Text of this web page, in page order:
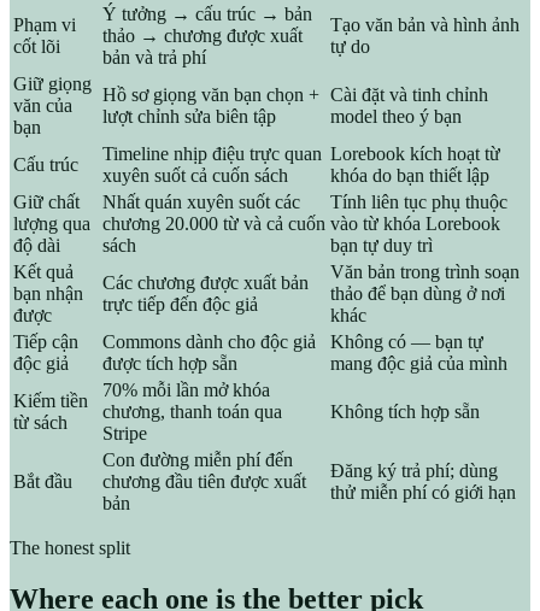
Phạm vi
cốt lõi
Ý tưởng → cấu trúc → bản
thảo → chương được xuất
bản và trả phí
Tạo văn bản và hình ảnh
tự do
Giữ giọng
văn của
bạn
Hồ sơ giọng văn bạn chọn +
lượt chỉnh sửa biên tập
Cài đặt và tinh chỉnh
model theo ý bạn
Cấu trúc
Timeline nhịp điệu trực quan
xuyên suốt cả cuốn sách
Lorebook kích hoạt từ
khóa do bạn thiết lập
Giữ chất
lượng qua
độ dài
Nhất quán xuyên suốt các
chương 20.000 từ và cả cuốn
sách
Tính liên tục phụ thuộc
vào từ khóa Lorebook
bạn tự duy trì
Kết quả
bạn nhận
được
Các chương được xuất bản
trực tiếp đến độc giả
Văn bản trong trình soạn
thảo để bạn dùng ở nơi
khác
Tiếp cận
độc giả
Commons dành cho độc giả
được tích hợp sẵn
Không có — bạn tự
mang độc giả của mình
Kiếm tiền
từ sách
70% mỗi lần mở khóa
chương, thanh toán qua
Stripe
Không tích hợp sẵn
Bắt đầu
Con đường miễn phí đến
chương đầu tiên được xuất
bản
Đăng ký trả phí; dùng
thử miễn phí có giới hạn
The honest split
Where each one is the better pick